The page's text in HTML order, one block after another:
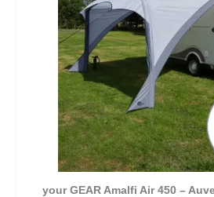
your GEAR Amalfi Air 450 –